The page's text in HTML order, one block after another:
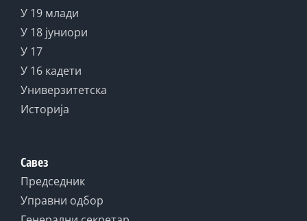
У 19 млади
У 18 јуниори
У 17
У 16 кадети
Универзитетска
Историја
Савез
Председник
Управни одбор